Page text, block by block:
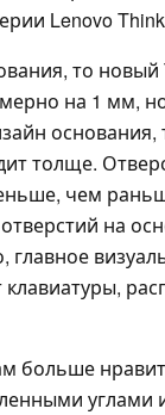
Lenovo
то новый
на 1 мм,
основания,
толще.
чем
на
больше
углами